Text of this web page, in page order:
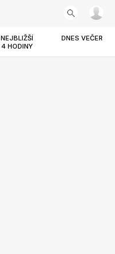
NEJBLIŽŠÍ
4 HODINY
DNES VEČER